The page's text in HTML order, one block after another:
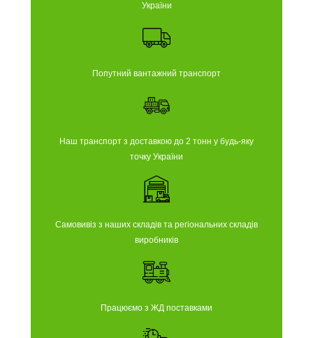
України
Попутний вантажний транспорт
Наш транспорт з доставкою до 2 тонн у будь-яку
точку України
Самовивіз з наших складів та регіональних складів
виробників
Працюємо з ЖД поставками